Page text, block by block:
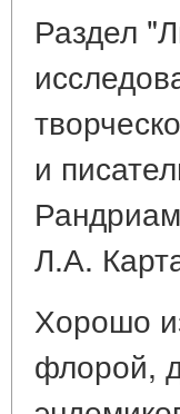
Раздел
и
Л.А.
Хорошо
флорой,